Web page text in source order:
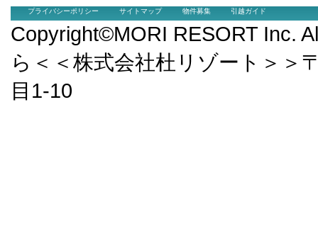
プライバシーポリシー サイトマップ 物件募集 引越ガイド
Copyright©MORI RESORT Inc.
ら＜＜株式会社杜リゾート＞＞
目1-10